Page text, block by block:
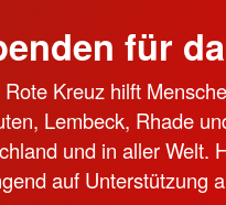
für
Rote Kreuz hilft
Lembeck, Rhade
und in aller Welt.
auf Unterstützung